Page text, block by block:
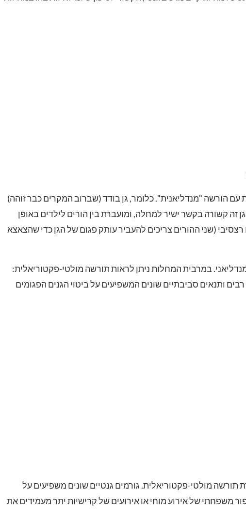
הורשה "מנדליאנית". כלומר, גן בודד (שברוב המקרים כבר זוהה)
קשורה בקשר ישיר למחלה, ומועברת בין הורים לילדים באופן
(שני ההורים צריכים להעביר עותק פגום של הגן כדי שהצאצא
במרבית המחלות ניתן לראות תורשה מולטי-פקטוריאלית:
ותנאים סביבתיים שונים המשפיעים על ביטוי הגנים הפגומים
תורשה מולטי-פקטוריאלית. גורמים גנטיים שונים משפיעים על
משפחתי של אירוע מוחי או אירועים של קרישיות יתר מעמידים את